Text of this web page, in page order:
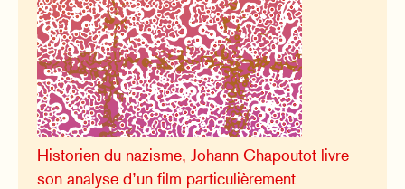
Historien du nazisme, Johann Chapoutot livre
son analyse d’un film particulièrement